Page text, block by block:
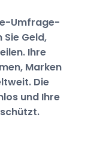
Umfrage-
Geld,
Ihre
Marken
Die
und Ihre